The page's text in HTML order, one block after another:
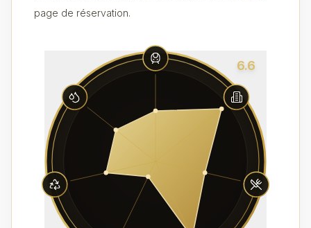
page de réservation.
6.6